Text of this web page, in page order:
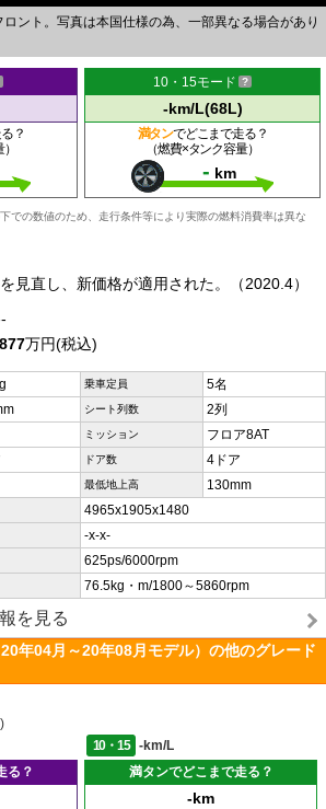
ント。写真は本国仕様の為、一部異なる場合があり
？
10・15モード
-km/L(68L)
満タンでどこまで走る？
（燃費×タンク容量）
- km
での数値のため、走行条件等により実際の燃料消費率は異な
見直し、新価格が適用された。（2020.4）
万円(税込)
乗車定員 5名
シート列数 2列
ミッション フロア8AT
ドア数 4ドア
最低地上高 130mm
4965x1905x1480
-x-x-
625ps/6000rpm
76.5kg・m/1800～5860rpm
を見る
年04月～20年08月モデル）の他のグレード
10・15
-km/L
る？
満タンでどこまで走る？
-km